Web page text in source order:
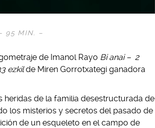
95 MIN. –
de Imanol Rayo Bi anai – 2
ezkilde Miren Gorrotxategi ganadora
heridas de la familia desestructurada de
los misterios y secretos del pasado de
de un esqueleto en el campo de